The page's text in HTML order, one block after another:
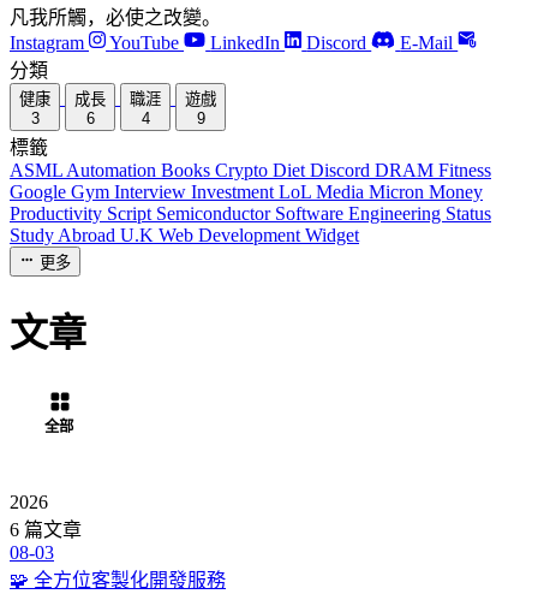
凡我所觸，必使之改變。
Instagram
YouTube LinkedIn Discord
E-Mail
分類
健康
3
成長
6
職涯
4
遊戲
9
標籤
ASML Automation Books Crypto Diet Discord DRAM Fitness
Google Gym Interview Investment LoL Media Micron Money
Productivity Script Semiconductor Software Engineering Status
Study Abroad U.K Web Development Widget
更多
文章
全部
2026
6 篇文章
08-03
🧩 全方位客製化開發服務